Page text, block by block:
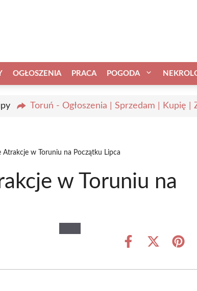
OGŁOSZENIA PRACA POGODA
Toruń - Ogłoszenia | Sprzedam | Kupię |
Atrakcje w Toruniu na Początku Lipca
w Toruniu na
Share
Share
(Twitter)